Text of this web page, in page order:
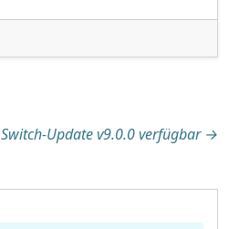
Switch-Update v9.0.0 verfügbar →